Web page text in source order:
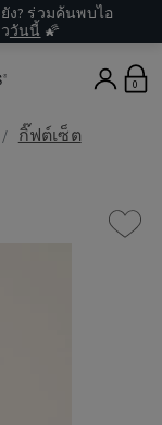
ง? ร่วมค้นพบไอ
วันนี้ 🌠
0
กิ๊ฟต์เซ็ต